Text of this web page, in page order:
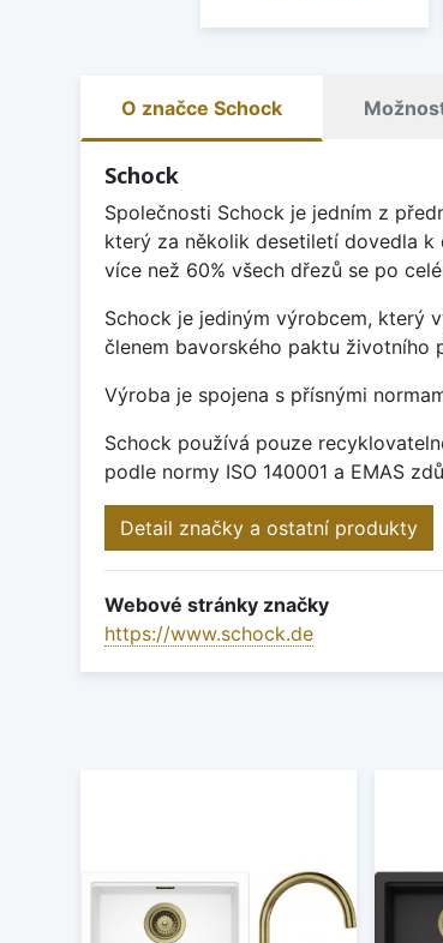
O značce Schock
Schock
Společnosti Schock je jedním z
který za několik desetiletí dovedla
více než 60% všech dřezů se po
Schock je jediným výrobcem, který
členem bavorského paktu životního
Výroba je spojena s přísnými
Schock používá pouze
podle normy ISO 140001 a EMAS
Detail značky a ostatní produkty
Webové stránky značky
https://www.schock.de